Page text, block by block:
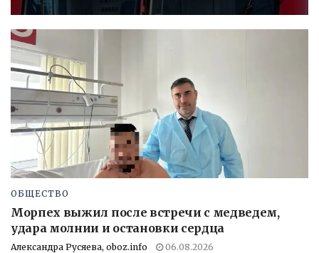
ОБЩЕСТВО
Морпех выжил после встречи с медведем,
удара молнии и остановки сердца
Александра Русяева, oboz.info 06.08.2026